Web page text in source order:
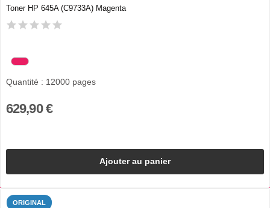
Toner HP 645A (C9733A) Magenta
Quantité : 12000 pages
629,90 €
Ajouter au panier
ORIGINAL